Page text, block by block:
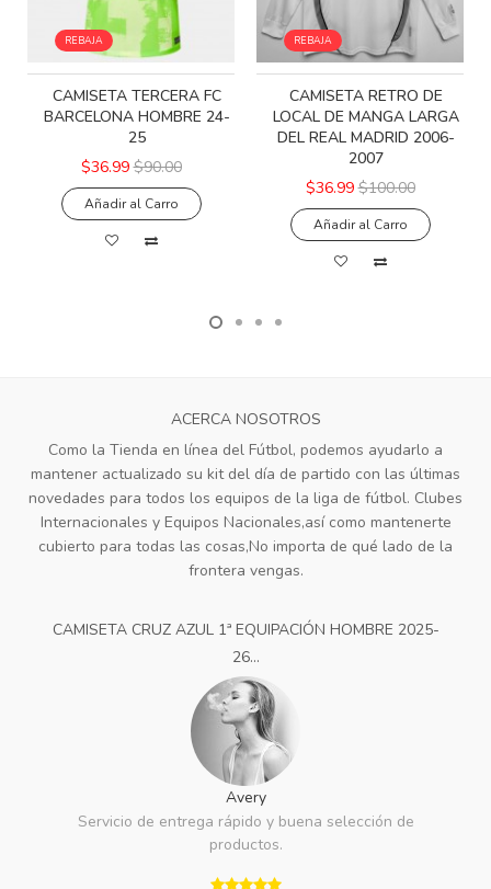
REBAJA
CAMISETA TERCERA FC
BARCELONA HOMBRE 24-
25
$36.99 $90.00
Añadir al Carro
REBAJA
CAMISETA RETRO DE
LOCAL DE MANGA LARGA
DEL REAL MADRID 2006-
2007
$36.99 $100.00
Añadir al Carro
ACERCA NOSOTROS
Como la Tienda en línea del Fútbol, podemos ayudarlo a
mantener actualizado su kit del día de partido con las últimas
novedades para todos los equipos de la liga de fútbol. Clubes
Internacionales y Equipos Nacionales,así como mantenerte
cubierto para todas las cosas,No importa de qué lado de la
frontera vengas.
CAMISETA CRUZ AZUL 1ª EQUIPACIÓN HOMBRE 2025-
26...
Avery
Servicio de entrega rápido y buena selección de
productos.